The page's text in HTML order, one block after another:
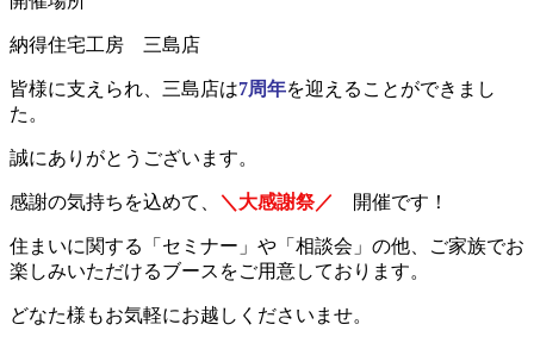
納得住宅工房 三島店
皆様に支えられ、三島店は7周年を迎えることができまし
た。
誠にありがとうございます。
感謝の気持ちを込めて、 ＼大感謝祭／ 開催です！
住まいに関する「セミナー」や「相談会」の他、ご家族でお
楽しみいただけるブースをご用意しております。
どなた様もお気軽にお越しくださいませ。